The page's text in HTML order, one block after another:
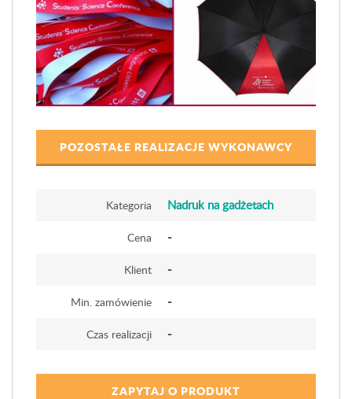
POZOSTAŁE REALIZACJE WYKONAWCY
Kategoria Nadruk na gadżetach
Cena -
Klient -
Min. zamówienie -
Czas realizacji -
ZAPYTAJ O PRODUKT